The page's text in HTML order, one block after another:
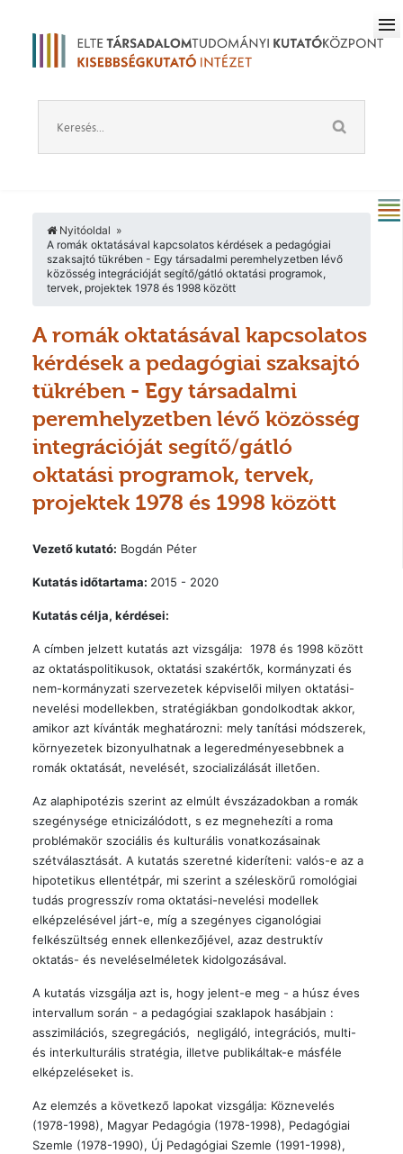
Nyitóoldal
A romák oktatásával kapcsolatos kérdések a pedagógiai
szaksajtó tükrében - Egy társadalmi peremhelyzetben lévő
közösség integrációját segítő/gátló oktatási programok,
tervek, projektek 1978 és 1998 között
A romák oktatásával kapcsolatos
kérdések a pedagógiai szaksajtó
tükrében - Egy társadalmi
peremhelyzetben lévő közösség
integrációját segítő/gátló
oktatási programok, tervek,
projektek 1978 és 1998 között
Vezető kutató: Bogdán Péter
Kutatás időtartama: 2015 - 2020
Kutatás célja, kérdései:
A címben jelzett kutatás azt vizsgálja: 1978 és 1998 között
az oktatáspolitikusok, oktatási szakértők, kormányzati és
nem-kormányzati szervezetek képviselői milyen oktatási-
nevelési modellekben, stratégiákban gondolkodtak akkor,
amikor azt kívánták meghatározni: mely tanítási módszerek,
környezetek bizonyulhatnak a legeredményesebbnek a
romák oktatását, nevelését, szocializálását illetően.
Az alaphipotézis szerint az elmúlt évszázadokban a romák
szegénysége etnicizálódott, s ez megnehezíti a roma
problémakör szociális és kulturális vonatkozásainak
szétválasztását. A kutatás szeretné kideríteni: valós-e az a
hipotetikus ellentétpár, mi szerint a széleskörű romológiai
tudás progresszív roma oktatási-nevelési modellek
elképzelésével járt-e, míg a szegényes ciganológiai
felkészültség ennek ellenkezőjével, azaz destruktív
oktatás- és neveléselméletek kidolgozásával.
A kutatás vizsgálja azt is, hogy jelent-e meg - a húsz éves
intervallum során - a pedagógiai szaklapok hasábjain :
asszimilációs, szegregációs, negligáló, integrációs, multi-
és interkulturális stratégia, illetve publikáltak-e másféle
elképzeléseket is.
Az elemzés a következő lapokat vizsgálja: Köznevelés
(1978-1998), Magyar Pedagógia (1978-1998), Pedagógiai
Szemle (1978-1990), Új Pedagógiai Szemle (1991-1998),